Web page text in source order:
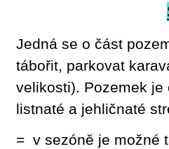
Jedná se o část
tábořit, parkovat
velikosti). Pozemek je
listnaté a jehličnaté
= v sezóně je možné